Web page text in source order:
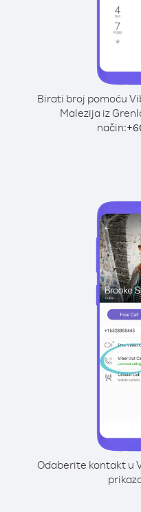
Birati broj pomoću
Malezija iz
način:+
Odaberite kontakt u